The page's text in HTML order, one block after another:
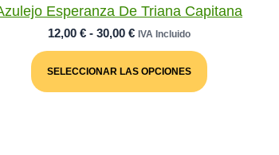
Esperanza De Triana Capitana
12,00 € - 30,00 €Rango
Desde
12,00 €
IVA Incluido
SELECCIONAR LAS OPCIONES
Producto
Tiene